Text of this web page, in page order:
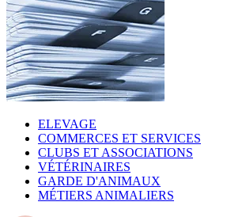
ELEVAGE
COMMERCES ET SERVICES
CLUBS ET ASSOCIATIONS
VÉTÉRINAIRES
GARDE D'ANIMAUX
MÉTIERS ANIMALIERS